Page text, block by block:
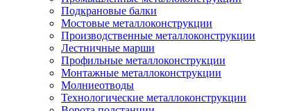
Подкрановые балки
Мостовые металлоконструкции
Производственные металлоконструкции
Лестничные марши
Профильные металлоконструкции
Монтажные металлоконструкции
Молниеотводы
Технологические металлоконструкции